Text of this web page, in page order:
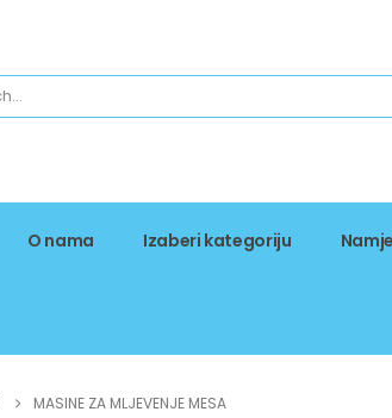
O nama Izaberi kategoriju
MASINE ZA MLJEVENJE MESA